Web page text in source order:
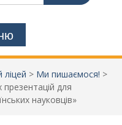
> Ми пишаємося! >
для
науковців»